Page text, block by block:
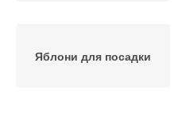
Яблони для посадки